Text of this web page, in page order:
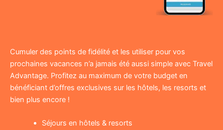
Cumuler des points de fidélité et les utiliser pour vos
prochaines vacances n’a jamais été aussi simple avec Travel
Advantage. Profitez au maximum de votre budget en
bénéficiant d’offres exclusives sur les hôtels, les resorts et
bien plus encore !
Séjours en hôtels & resorts